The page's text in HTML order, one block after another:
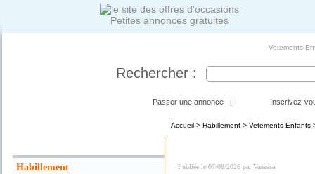
Petites annonces gratuites
Vetements
Rechercher :
Passer une annonce | Inscrivez-
Habillement
Accueil> Habillement> Vetements Enfants
Publiée le 07/08/2026 par Vanessa